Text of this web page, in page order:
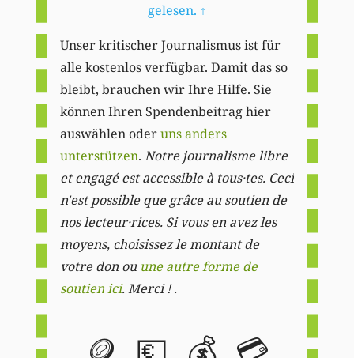
gelesen. ↑
Unser kritischer Journalismus ist für
alle kostenlos verfügbar. Damit das so
bleibt, brauchen wir Ihre Hilfe. Sie
können Ihren Spendenbeitrag hier
auswählen oderuns anders
unterstützen. Notre journalisme libre
et engagé est accessible à tous·tes. Ceci
n'est possible que grâce au soutien de
nos lecteur·rices. Si vous en avez les
moyens, choisissez le montant de
votre don ou une autre forme de
soutien ici. Merci ! .